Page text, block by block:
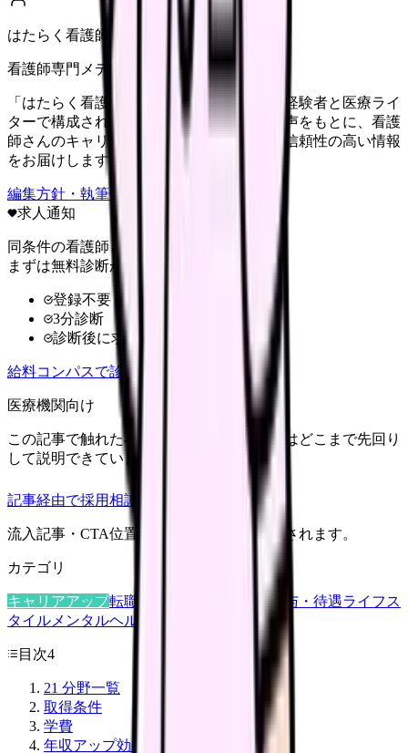
はたらく看護師さん編集部
看護師専門メディア
「はたらく看護師さん」編集部は、看護師経験者と医療ライ
ターで構成されています。現場のリアルな声をもとに、看護
師さんのキャリア・転職・働き方に関する信頼性の高い情報
をお届けします。
編集方針・執筆体制・監修体制を見る
求人通知
同条件の看護師と給料を比較
まずは無料診断から
登録不要
3分診断
診断後に求人比較
給料コンパスで診断
医療機関向け
この記事で触れた不安を、自院の求人票ではどこまで先回り
して説明できていますか？
記事経由で採用相談
流入記事・CTA位置つきで管理画面に記録されます。
カテゴリ
キャリアアップ転職ガイド 職場環境給与・待遇ライフス
タイル メンタルヘルス
目次4
21 分野一覧
取得条件
学費
年収アップ効果